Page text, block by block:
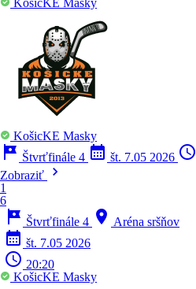
KošicKE Masky
KošicKE Masky
tour Štvrťfinále 4 calendar_month št. 7.05 2026 schedule
Zobraziť
chevron_right
1
6
tour Štvrťfinále 4 location_on Aréna sršňov
calendar_month št. 7.05 2026
schedule 20:20
KošicKE Masky